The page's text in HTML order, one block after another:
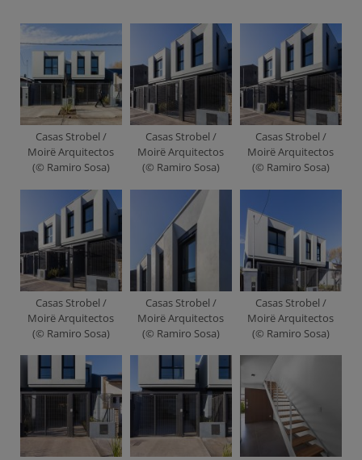
Casas Strobel /
Moirë Arquitectos
(© Ramiro Sosa)
Casas Strobel /
Moirë Arquitectos
(© Ramiro Sosa)
Casas Strobel /
Moirë Arquitectos
(© Ramiro Sosa)
Casas Strobel /
Moirë Arquitectos
(© Ramiro Sosa)
Casas Strobel /
Moirë Arquitectos
(© Ramiro Sosa)
Casas Strobel /
Moirë Arquitectos
(© Ramiro Sosa)